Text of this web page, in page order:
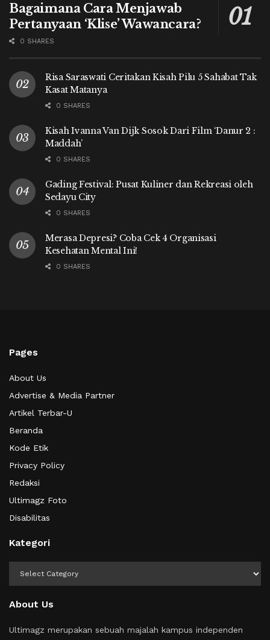
Bagaimana Cara Menjawab
Pertanyaan ‘Klise’ Wawancara?
0 SHARES
Risa Saraswati Ceritakan Kisah Pilu 5 Sahabat Tak
Kasat Matanya
0 SHARES
Kisah Ivanna Van Dijk Sosok Dari Film ‘Danur 2 :
Maddah’
0 SHARES
Gading Festival: Pusat Kuliner dan Rekreasi oleh
Sedayu City
0 SHARES
Merasa Depresi? Coba Cek 4 Organisasi
Kesehatan Mental Ini!
0 SHARES
Pages
About Us
Advertise & Media Partner
Artikel Terbar-U
Beranda
Kode Etik
Privacy Policy
Redaksi
Ultimagz Foto
Disabilitas
Kategori
About Us
Ultimagz merupakan sebuah majalah kampus independen